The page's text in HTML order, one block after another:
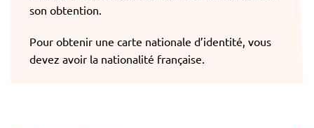
son obtention.
Pour obtenir une carte nationale d’identité, vous
devez avoir la nationalité française.